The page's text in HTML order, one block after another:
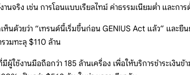
านจริง เช่น การโอนแบบเรียลไทม์ ค่าธรรมเนียมต่ำ และกา
นด้วยว่า “เทรนด์นี้เริ่มขึ้นก่อน GENIUS Act แล้ว” และ
วมทะลุ $110 ล้าน
ช้งานมือถือกว่า 185 ล้านเครื่อง เพื่อให้บริการชำระเงิน